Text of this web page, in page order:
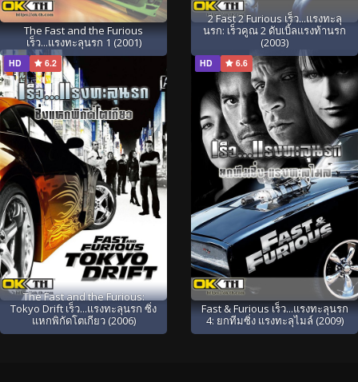
The Fast and the Furious
เร็ว...แรงทะลุนรก 1 (2001)
2 Fast 2 Furious เร็ว...แรงทะลุ
นรก: เร็วคูณ 2 ดับเบิ้ลแรงท้านรก
(2003)
HD 6.2
The Fast and the Furious:
Tokyo Drift เร็ว...แรงทะลุนรก ซิ่ง
แหกพิกัดโตเกียว (2006)
HD 6.6
Fast & Furious เร็ว...แรงทะลุนรก
4: ยกทีมซิ่ง แรงทะลุไมล์ (2009)